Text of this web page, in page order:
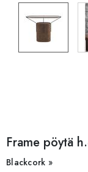
Frame pöytä
Blackcork »